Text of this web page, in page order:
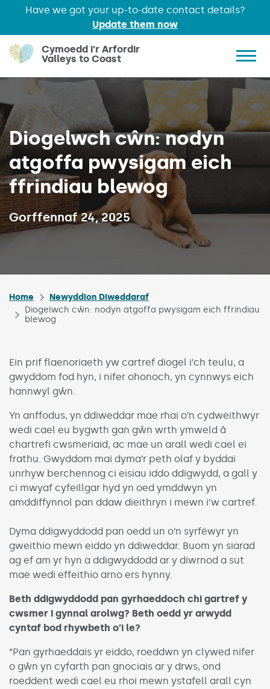
Have we got your up-to-date contact details?
Update them now
Skip to main content
Cymoedd i'r Arfordir
Valleys to Coast
Diogelwch cŵn: nodyn
atgoffa pwysigam eich
ffrindiau blewog
Published on:
Gorffennaf 24, 2025
Home
Newyddion Diweddaraf
Diogelwch cŵn: nodyn atgoffa pwysigam eich ffrindiau
blewog
Ein prif flaenoriaeth yw cartref diogel i’ch teulu, a
gwyddom fod hyn, i nifer ohonoch, yn cynnwys eich
hannwyl gŵn.
Yn anffodus, yn ddiweddar mae rhai o’n cydweithwyr
wedi cael eu bygwth gan gŵn wrth ymweld â
chartrefi cwsmeriaid, ac mae un arall wedi cael ei
frathu. Gwyddom mai dyma’r peth olaf y byddai
unrhyw berchennog ci eisiau iddo ddigwydd, a gall y
ci mwyaf cyfeillgar hyd yn oed ymddwyn yn
amddiffynnol pan ddaw dieithryn i mewn i’w cartref.
Dyma ddigwyddodd pan oedd un o’n syrfëwyr yn
gweithio mewn eiddo yn ddiweddar. Buom yn siarad
ag ef am yr hyn a ddigwyddodd ar y diwrnod a sut
mae wedi effeithio arno ers hynny.
Beth ddigwyddodd pan gyrhaeddoch chi gartref y
cwsmer i gynnal arolwg? Beth oedd yr arwydd
cyntaf bod rhywbeth o’i le?
“Pan gyrhaeddais yr eiddo, roeddwn yn clywed nifer
o gŵn yn cyfarth pan gnociais ar y drws, ond
roeddent wedi cael eu rhoi mewn ystafell arall cyn